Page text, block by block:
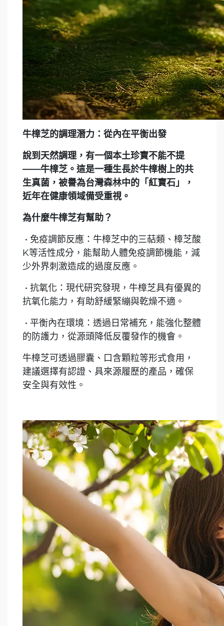
牛樟芝的調理潛力：從內在平衡出發
說到天然調理，有一個本土珍寶不能不提
——牛樟芝。這是一種生長於牛樟樹上的共
生真菌，被譽為台灣森林中的「紅寶石」，
近年在健康領域備受重視。
為什麼牛樟芝有幫助？
• 免疫調節反應：牛樟芝中的三萜類、樟芝酸
K等活性成分，能幫助人體免疫調節機能，減
少外界刺激造成的過度反應。
• 抗氧化：現代研究發現，牛樟芝具有優異的
抗氧化能力，有助舒緩緊繃與乾燥不適。
• 平衡內在環境：透過日常補充，能強化整體
的防護力，從源頭降低反覆發作的機會。
牛樟芝可透過膠囊、口含顆粒等形式食用，
建議選擇有認證、具來源履歷的產品，確保
安全與有效性。